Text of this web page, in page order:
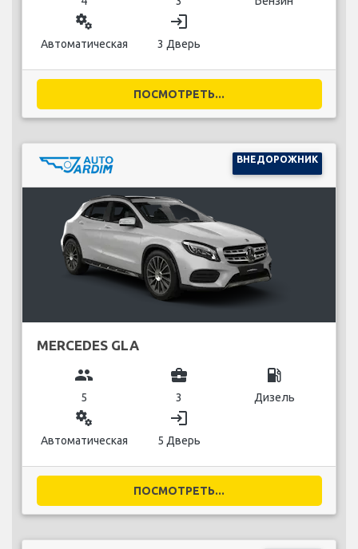
miscellaneous_services
Автоматическая
login
3 Дверь
ПОСМОТРЕТЬ...
ВНЕДОРОЖНИК
MERCEDES GLA
group
5
business_center
3
local_gas_station
Дизель
miscellaneous_services
Автоматическая
login
5 Дверь
ПОСМОТРЕТЬ...